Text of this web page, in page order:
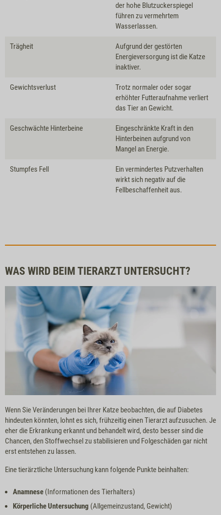
der hohe Blutzuckerspiegel
führen zu vermehrtem
Wasserlassen.
Trägheit
Aufgrund der gestörten
Energieversorgung ist die Katze
inaktiver.
Gewichtsverlust
Trotz normaler oder sogar
erhöhter Futteraufnahme verliert
das Tier an Gewicht.
Geschwächte Hinterbeine
Eingeschränkte Kraft in den
Hinterbeinen aufgrund von
Mangel an Energie.
Stumpfes Fell
Ein vermindertes Putzverhalten
wirkt sich negativ auf die
Fellbeschaffenheit aus.
WAS WIRD BEIM TIERARZT UNTERSUCHT?
Wenn Sie Veränderungen bei Ihrer Katze beobachten, die auf Diabetes
hindeuten könnten, lohnt es sich, frühzeitig einen Tierarzt aufzusuchen. Je
eher die Erkrankung erkannt und behandelt wird, desto besser sind die
Chancen, den Stoffwechsel zu stabilisieren und Folgeschäden gar nicht
erst entstehen zu lassen.
Eine tierärztliche Untersuchung kann folgende Punkte beinhalten:
Anamnese (Informationen des Tierhalters)
Körperliche Untersuchung (Allgemeinzustand, Gewicht)